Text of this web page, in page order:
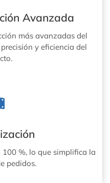
Avanzada
más avanzadas del
y eficiencia del
%, lo que simplifica la
pedidos.